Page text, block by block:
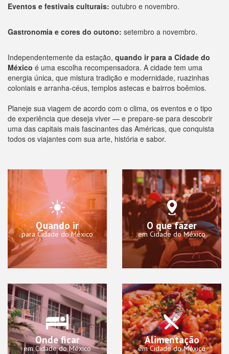
Eventos e festivais culturais: outubro e novembro.
Gastronomia e cores do outono: setembro a novembro.
Independentemente da estação, quando ir para a Cidade do
México é uma escolha recompensadora. A cidade tem uma
energia única, que mistura tradição e modernidade, ruazinhas
coloniais e arranha-céus, templos astecas e bairros boêmios.
Planeje sua viagem de acordo com o clima, os eventos e o tipo
de experiência que deseja viver — e prepare-se para descobrir
uma das capitais mais fascinantes das Américas, que conquista
todos os viajantes com sua arte, história e sabor.
Quando ir
para Cidade do México
O que fazer
em Cidade do México
Onde ficar
em Cidade do México
Alimentação
em Cidade do México